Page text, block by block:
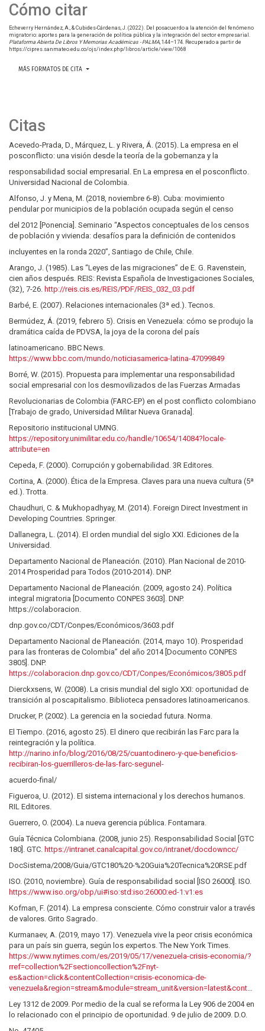
Cómo citar
Echeverry Hernández, A., & Cubides-Cárdenas, J. (2022). Del posacuerdo a la atención del fenómeno
migratorio: aportes para la generación de política pública y la integración del sector empresarial.
Plataforma Abierta De Libros Y Memorias Académicas - PALMA, 144–174. Recuperado a partir de
https://cipres.sanmateo.edu.co/ojs/index.php/libros/article/view/1068
MÁS FORMATOS DE CITA
Citas
Acevedo-Prada, D., Márquez, L. y Rivera, Á. (2015). La empresa en el
posconflicto: una visión desde la teoría de la gobernanza y la
responsabilidad social empresarial. En La empresa en el posconflicto.
Universidad Nacional de Colombia.
Alfonso, J. y Mena, M. (2018, noviembre 6-8). Cuba: movimiento
pendular por municipios de la población ocupada según el censo
del 2012 [Ponencia]. Seminario “Aspectos conceptuales de los censos
de población y vivienda: desafíos para la definición de contenidos
incluyentes en la ronda 2020”, Santiago de Chile, Chile.
Arango, J. (1985). Las “Leyes de las migraciones” de E. G. Ravenstein,
cien años después. REIS: Revista Española de Investigaciones Sociales,
(32), 7-26. http://reis.cis.es/REIS/PDF/REIS_032_03.pdf
Barbé, E. (2007). Relaciones internacionales (3ª ed.). Tecnos.
Bermúdez, Á. (2019, febrero 5). Crisis en Venezuela: cómo se produjo la
dramática caída de PDVSA, la joya de la corona del país
latinoamericano. BBC News.
https://www.bbc.com/mundo/noticiasamerica-latina-47099849
Borré, W. (2015). Propuesta para implementar una responsabilidad
social empresarial con los desmovilizados de las Fuerzas Armadas
Revolucionarias de Colombia (FARC-EP) en el post conflicto colombiano
[Trabajo de grado, Universidad Militar Nueva Granada].
Repositorio institucional UMNG.
https://repository.unimilitar.edu.co/handle/10654/14084?locale-
attribute=en
Cepeda, F. (2000). Corrupción y gobernabilidad. 3R Editores.
Cortina, A. (2000). Ética de la Empresa. Claves para una nueva cultura (5ª
ed.). Trotta.
Chaudhuri, C. & Mukhopadhyay, M. (2014). Foreign Direct Investment in
Developing Countries. Springer.
Dallanegra, L. (2014). El orden mundial del siglo XXI. Ediciones de la
Universidad.
Departamento Nacional de Planeación. (2010). Plan Nacional de 2010-
2014 Prosperidad para Todos (2010-2014). DNP.
Departamento Nacional de Planeación. (2009, agosto 24). Política
integral migratoria [Documento CONPES 3603]. DNP.
https://colaboracion.
dnp.gov.co/CDT/Conpes/Económicos/3603.pdf
Departamento Nacional de Planeación. (2014, mayo 10). Prosperidad
para las fronteras de Colombia” del año 2014 [Documento CONPES
3805]. DNP.
https://colaboracion.dnp.gov.co/CDT/Conpes/Económicos/3805.pdf
Dierckxsens, W. (2008). La crisis mundial del siglo XXI: oportunidad de
transición al poscapitalismo. Biblioteca pensadores latinoamericanos.
Drucker, P. (2002). La gerencia en la sociedad futura. Norma.
El Tiempo. (2016, agosto 25). El dinero que recibirán las Farc para la
reintegración y la política.
http://narino.info/blog/2016/08/25/cuantodinero-y-que-beneficios-
recibiran-los-guerrilleros-de-las-farc-segunel-
acuerdo-final/
Figueroa, U. (2012). El sistema internacional y los derechos humanos.
RIL Editores.
Guerrero, O. (2004). La nueva gerencia pública. Fontamara.
Guía Técnica Colombiana. (2008, junio 25). Responsabilidad Social [GTC
180]. GTC. https://intranet.canalcapital.gov.co/intranet/docdowncc/
DocSistema/2008/Guia/GTC180%20-%20Guia%20Tecnica%20RSE.pdf
ISO. (2010, noviembre). Guía de responsabilidad social [ISO 26000]. ISO.
https://www.iso.org/obp/ui#iso:std:iso:26000:ed-1:v1:es
Kofman, F. (2014). La empresa consciente. Cómo construir valor a través
de valores. Grito Sagrado.
Kurmanaev, A. (2019, mayo 17). Venezuela vive la peor crisis económica
para un país sin guerra, según los expertos. The New York Times.
https://www.nytimes.com/es/2019/05/17/venezuela-crisis-economia/?
rref=collection%2Fsectioncollection%2Fnyt-
es&action=click&contentCollection=crisis-economica-de-
venezuela&region=stream&module=stream_unit&version=latest&contentPlacement=1&pgtype=collection
Ley 1312 de 2009. Por medio de la cual se reforma la Ley 906 de 2004 en
lo relacionado con el principio de oportunidad. 9 de julio de 2009. D.O.